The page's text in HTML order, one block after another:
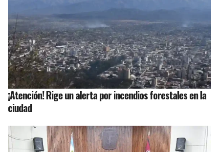
¡Atención! Rige un alerta por incendios forestales en la
ciudad